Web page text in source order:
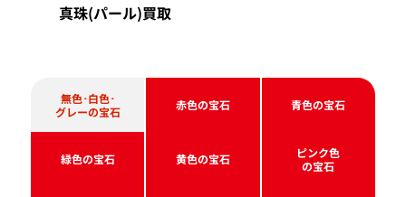
真珠(パール)買取
無色･白色･
グレーの宝石
赤色の宝石 青色の宝石
緑色の宝石 黄色の宝石
ピンク色
の宝石